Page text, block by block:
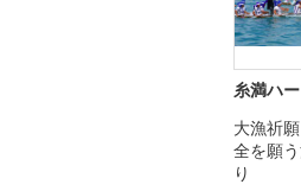
糸満ハ
大漁祈
全を願
り